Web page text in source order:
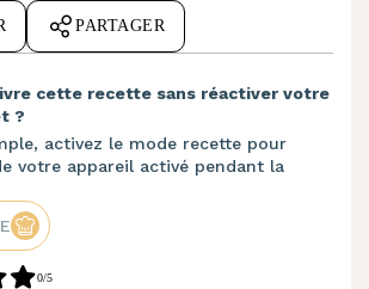
PARTAGER
cette recette sans réactiver votre
?
activez le mode recette pour
votre appareil activé pendant la
0/5